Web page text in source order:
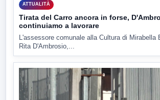
ATTUALITÀ
Tirata del Carro ancora in forse,
continuiamo a lavorare
L'assessore comunale alla Cultura di Mirabella
Rita D'Ambrosio,...